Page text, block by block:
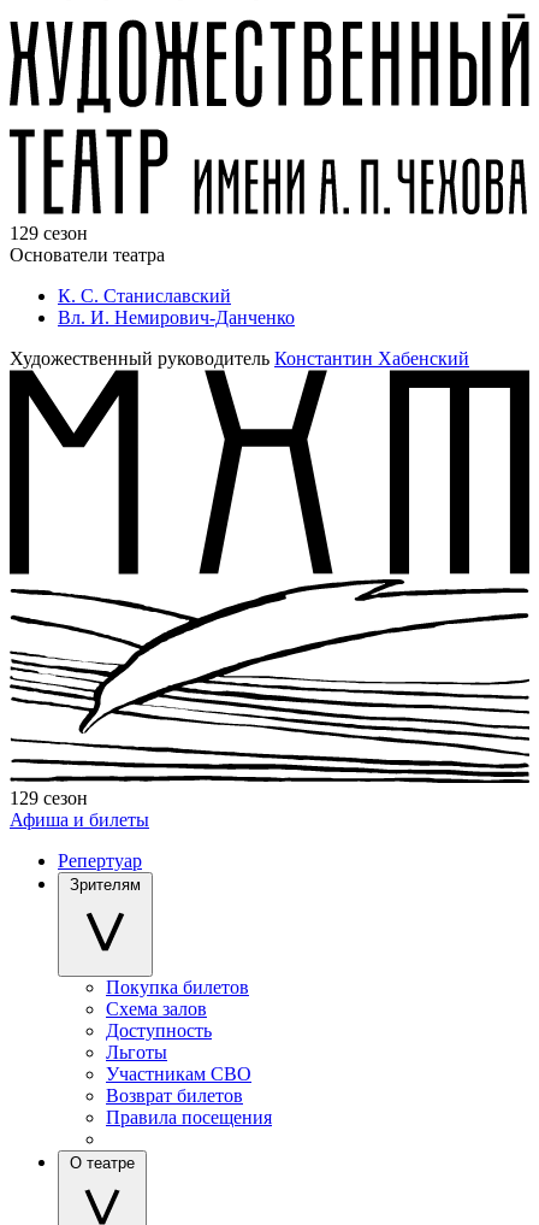
129 сезон
Основатели театра
К. С. Станиславский
Вл. И. Немирович-Данченко
Художественный руководитель Константин Хабенский
129 сезон
Афиша и билеты
Репертуар
Зрителям
Покупка билетов
Схема залов
Доступность
Льготы
Участникам СВО
Возврат билетов
Правила посещения
О театре